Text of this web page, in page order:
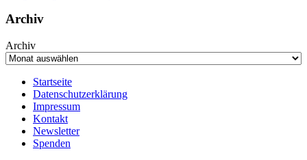
Archiv
Archiv
Startseite
Datenschutzerklärung
Impressum
Kontakt
Newsletter
Spenden